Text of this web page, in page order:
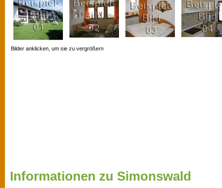
Bilder anklicken, um sie zu vergrößern
Informationen zu Simonswald